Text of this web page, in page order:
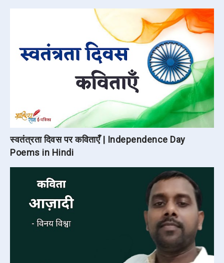
स्वतंत्रता दिवस पर कविताएँ | Independence Day
Poems in Hindi